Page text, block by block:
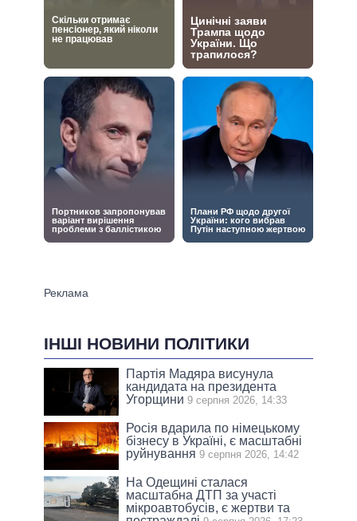
ІНШІ НОВИНИ ПОЛІТИКИ
Партія Мадяра висунула
кандидата на президента
Угорщини 9 серпня 2026, 14:33
Росія вдарила по німецькому
бізнесу в Україні, є масштабні
руйнування 9 серпня 2026, 14:42
На Одещині сталася
масштабна ДТП за участі
мікроавтобусів, є жертви та